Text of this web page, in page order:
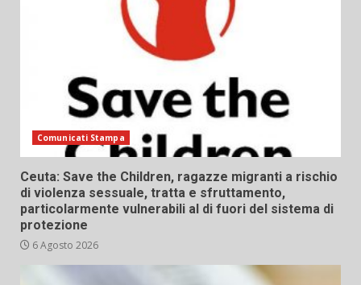
Comunicati Stampa
Ceuta: Save the Children, ragazze migranti a rischio
di violenza sessuale, tratta e sfruttamento,
particolarmente vulnerabili al di fuori del sistema di
protezione
6 Agosto 2026